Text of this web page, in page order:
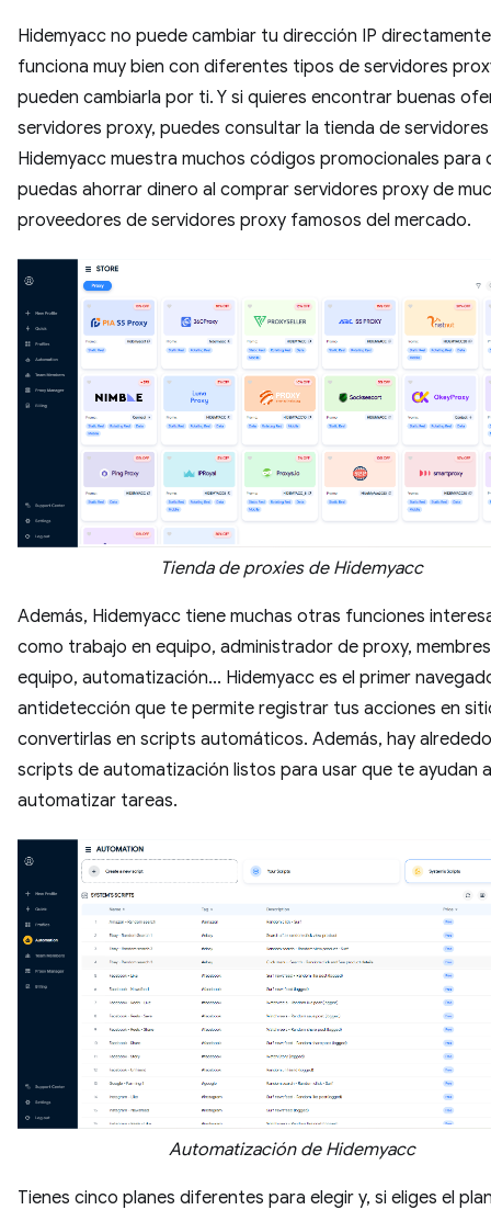
Hidemyacc no puede cambiar tu dirección IP
funciona muy bien con diferentes tipos de servidores
pueden cambiarla por ti. Y si quieres encontrar buenas
servidores proxy, puedes consultar la tienda de
Hidemyacc muestra muchos códigos promocionales para
puedas ahorrar dinero al comprar servidores proxy de
proveedores de servidores proxy famosos del mercado.
Tienda de proxies de Hidemyacc
Además, Hidemyacc tiene muchas otras funciones
como trabajo en equipo, administrador de proxy,
equipo, automatización... Hidemyacc es el primer
antidetección que te permite registrar tus acciones en
convertirlas en scripts automáticos. Además, hay
scripts de automatización listos para usar que te ayudan a
automatizar tareas.
Automatización de Hidemyacc
Tienes cinco planes diferentes para elegir y, si eliges el